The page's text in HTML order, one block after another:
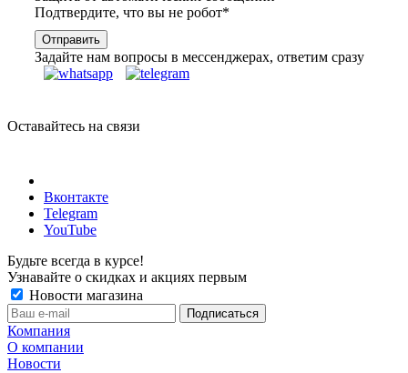
Подтвердите, что вы не робот*
Задайте нам вопросы в мессенджерах, ответим сразу
Оставайтесь на связи
Вконтакте
Telegram
YouTube
Будьте всегда в курсе!
Узнавайте о скидках и акциях первым
Новости магазина
Компания
О компании
Новости